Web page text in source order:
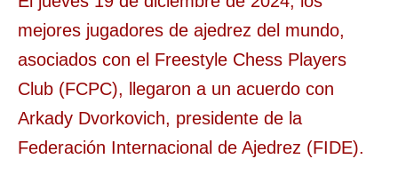
mejores jugadores de ajedrez del mundo,
asociados con el Freestyle Chess Players
Club (FCPC), llegaron a un acuerdo con
Arkady Dvorkovich, presidente de la
Federación Internacional de Ajedrez (FIDE).